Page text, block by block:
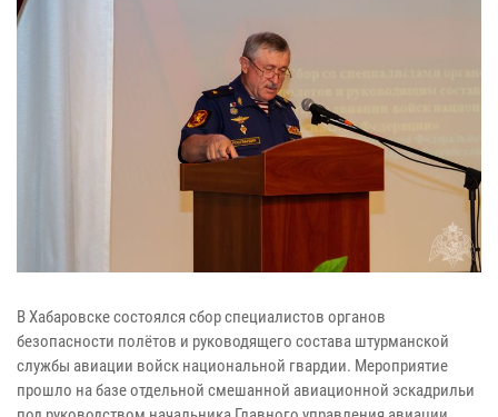
В Хабаровске состоялся сбор специалистов органов
безопасности полётов и руководящего состава штурманской
службы авиации войск национальной гвардии. Мероприятие
прошло на базе отдельной смешанной авиационной эскадрильи